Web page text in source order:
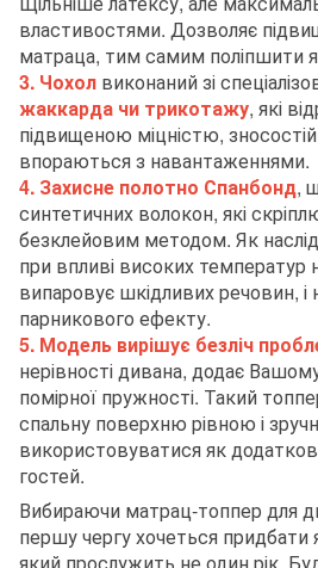
властивостями. Дозволяє
матраца, тим самим поліпшити
3. Чохол виконаний зі
жаккарда чи трикотажу, які
підвищеною міцністю,
впораються з навантаженнями.
4. Захисне полотно Спанбонд,
синтетичних волокон, які
безклейовим методом. Як
при впливі високих температур
випаровує шкідливих речовин,
парникового ефекту.
5. Модель вирішує безліч
нерівності дивана, додає
помірної пружності. Такий
спальну поверхню рівною і
використовуватися як
гостей.
Вибираючи матрац-топпер для
першу чергу хочеться придбати
який прослужить не один рік.